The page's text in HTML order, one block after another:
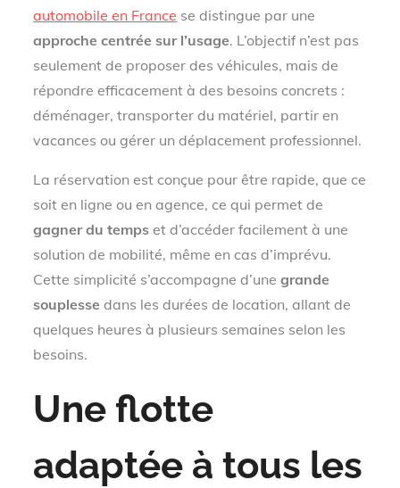
automobile en France se distingue par une
approche centrée sur l’usage. L’objectif n’est pas
seulement de proposer des véhicules, mais de
répondre efficacement à des besoins concrets :
déménager, transporter du matériel, partir en
vacances ou gérer un déplacement professionnel.
La réservation est conçue pour être rapide, que ce
soit en ligne ou en agence, ce qui permet de
gagner du tempset d’accéder facilement à une
solution de mobilité, même en cas d’imprévu.
Cette simplicité s’accompagne d’unegrande
souplessedans les durées de location, allant de
quelques heures à plusieurs semaines selon les
besoins.
Une flotte
adaptée à tous les